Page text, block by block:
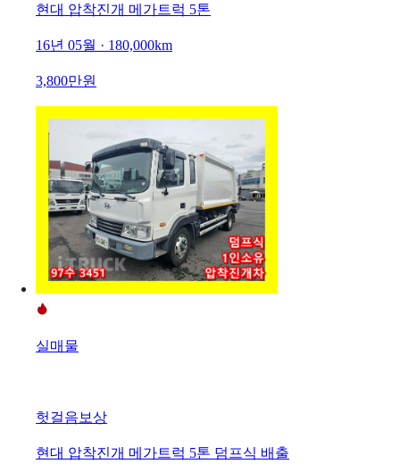
현대 압착진개 메가트럭 5톤
16년 05월 · 180,000km
3,800만원
실매물
헛걸음보상
현대 압착진개 메가트럭 5톤 덤프식 배출